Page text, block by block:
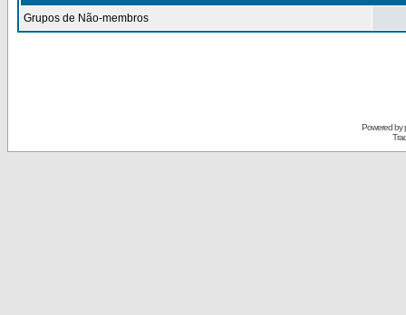
Grupos de Não-membros
Powered by